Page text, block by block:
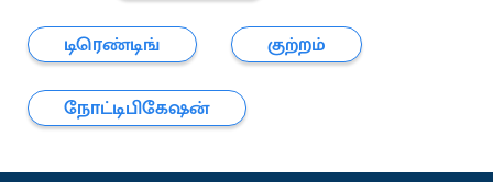
டிரெண்டிங்
குற்றம்
நோட்டிபிகேஷன்